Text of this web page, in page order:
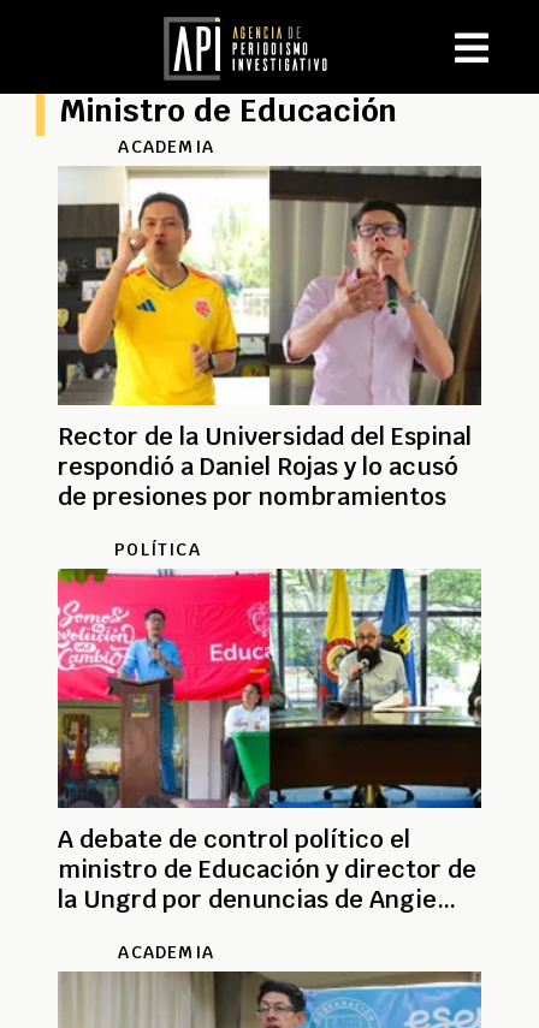
Ministro de Educación
ACADEMIA
Rector de la Universidad del Espinal
respondió a Daniel Rojas y lo acusó
de presiones por nombramientos
POLÍTICA
A debate de control político el
ministro de Educación y director de
la Ungrd por denuncias de Angie
ACADEMIA